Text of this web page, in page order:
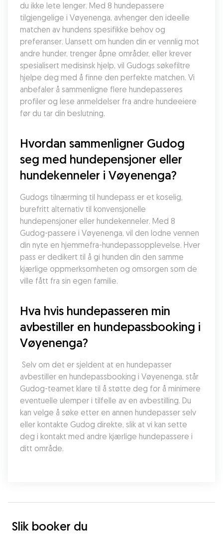
du ikke lete lenger. Med 8 hundepassere
tilgjengelige i Vøyenenga, avhenger den ideelle
matchen av hundens spesifikke behov og
preferanser. Uansett om hunden din er vennlig mot
andre hunder, trenger åpne områder, eller krever
spesialisert medisinsk hjelp, vil Gudogs søkefiltre
hjelpe deg med å finne den perfekte matchen. Vi
anbefaler å sammenligne flere hundepasseres
profiler og lese anmeldelser fra andre hundeeiere
før du tar din beslutning.
Hvordan sammenligner Gudog
seg med hundepensjoner eller
hundekenneler i Vøyenenga?
Gudogs tilnærming til hundepass er et koselig,
burefritt alternativ til konvensjonelle
hundepensjoner eller hundekenneler. Med 8
Gudog-passere i Vøyenenga, vil den lodne vennen
din nyte en hjemmefra-hundepassopplevelse. Hver
pass er dedikert til å gi hunden din den samme
kjærlige oppmerksomheten og omsorgen som de
ville fått fra sin egen familie.
Hva hvis hundepasseren min
avbestiller en hundepassbooking i
Vøyenenga?
avbestiller en hundepassbooking i Vøyenenga, står
Gudog-teamet klare til å støtte deg for å minimere
eventuelle ulemper i tilfelle av en avbestilling. Du
kan velge å søke etter en annen hundepasser selv
eller kontakte Gudog direkte, slik at vi kan sette
deg i kontakt med andre kjærlige hundepassere i
ditt område.
Slik booker du